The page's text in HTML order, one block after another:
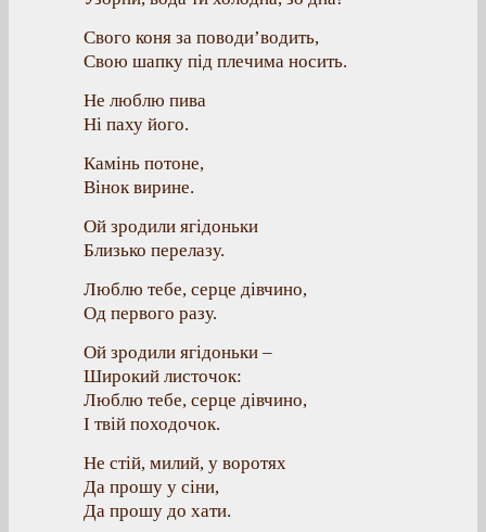
Свого коня за поводи’водить,
Свою шапку під плечима носить.
Не люблю пива
Ні паху його.
Камінь потоне,
Вінок вирине.
Ой зродили ягідоньки
Близько перелазу.
Люблю тебе, серце дівчино,
Од первого разу.
Ой зродили ягідоньки –
Широкий листочок:
Люблю тебе, серце дівчино,
І твій походочок.
Не стій, милий, у воротях
Да прошу у сіни,
Да прошу до хати.